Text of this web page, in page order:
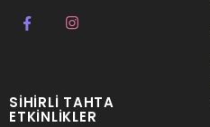
SIHIRLI TAHTA
ETKINLIKLER